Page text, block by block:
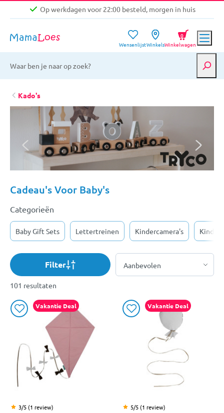
Op werkdagen voor 22:00 besteld, morgen in huis
Niet goed, geld terug garantie
Gratis verzending vanaf €39,-
Op werkdagen voor 22:00 besteld, morgen in huis
WensenlijstWinkelsWinkelwagen
0
Kado's
Cadeau's Voor Baby's
Categorieën
Baby Gift Sets Lettertreinen Kindercamera's
Filter
101 resultaten
Vakantie Deal
3/5 (1 review)
Vakantie Deal
5/5 (1 review)